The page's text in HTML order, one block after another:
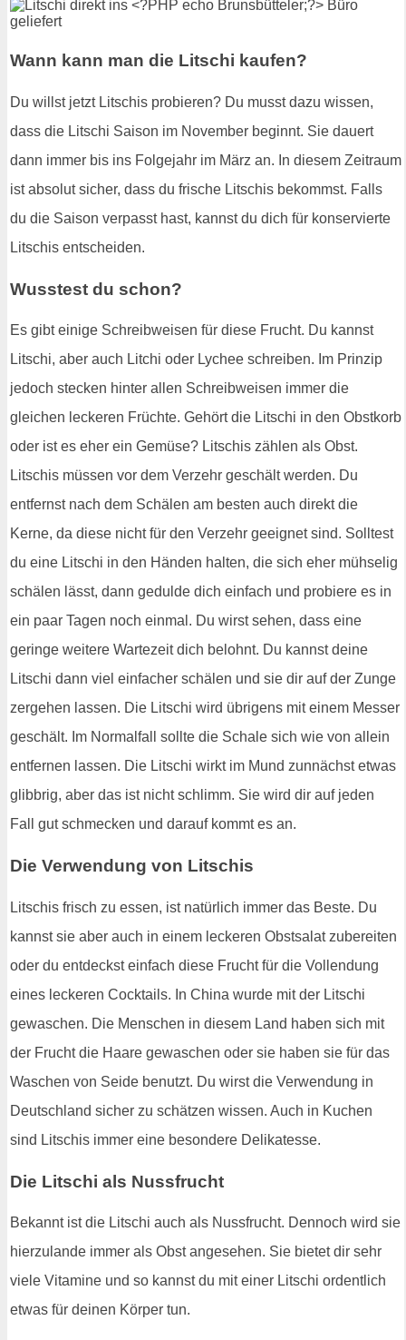
Wann kann man die Litschi kaufen?
Du willst jetzt Litschis probieren? Du musst dazu wissen,
dass die Litschi Saison im November beginnt. Sie dauert
dann immer bis ins Folgejahr im März an. In diesem Zeitraum
ist absolut sicher, dass du frische Litschis bekommst. Falls
du die Saison verpasst hast, kannst du dich für konservierte
Litschis entscheiden.
Wusstest du schon?
Es gibt einige Schreibweisen für diese Frucht. Du kannst
Litschi, aber auch Litchi oder Lychee schreiben. Im Prinzip
jedoch stecken hinter allen Schreibweisen immer die
gleichen leckeren Früchte. Gehört die Litschi in den Obstkorb
oder ist es eher ein Gemüse? Litschis zählen als Obst.
Litschis müssen vor dem Verzehr geschält werden. Du
entfernst nach dem Schälen am besten auch direkt die
Kerne, da diese nicht für den Verzehr geeignet sind. Solltest
du eine Litschi in den Händen halten, die sich eher mühselig
schälen lässt, dann gedulde dich einfach und probiere es in
ein paar Tagen noch einmal. Du wirst sehen, dass eine
geringe weitere Wartezeit dich belohnt. Du kannst deine
Litschi dann viel einfacher schälen und sie dir auf der Zunge
zergehen lassen. Die Litschi wird übrigens mit einem Messer
geschält. Im Normalfall sollte die Schale sich wie von allein
entfernen lassen. Die Litschi wirkt im Mund zunnächst etwas
glibbrig, aber das ist nicht schlimm. Sie wird dir auf jeden
Fall gut schmecken und darauf kommt es an.
Die Verwendung von Litschis
Litschis frisch zu essen, ist natürlich immer das Beste. Du
kannst sie aber auch in einem leckeren Obstsalat zubereiten
oder du entdeckst einfach diese Frucht für die Vollendung
eines leckeren Cocktails. In China wurde mit der Litschi
gewaschen. Die Menschen in diesem Land haben sich mit
der Frucht die Haare gewaschen oder sie haben sie für das
Waschen von Seide benutzt. Du wirst die Verwendung in
Deutschland sicher zu schätzen wissen. Auch in Kuchen
sind Litschis immer eine besondere Delikatesse.
Die Litschi als Nussfrucht
Bekannt ist die Litschi auch als Nussfrucht. Dennoch wird sie
hierzulande immer als Obst angesehen. Sie bietet dir sehr
viele Vitamine und so kannst du mit einer Litschi ordentlich
etwas für deinen Körper tun.